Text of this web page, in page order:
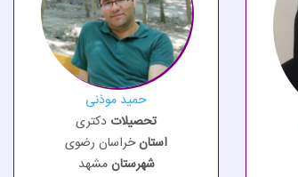
حمید موذنی
تحصیلات دکتری
استانخراسان رضوی
شهرستانمشهد